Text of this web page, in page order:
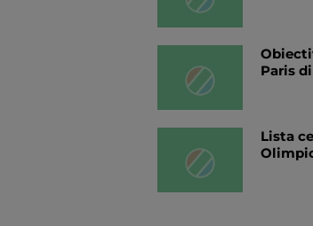
Paris
Lista